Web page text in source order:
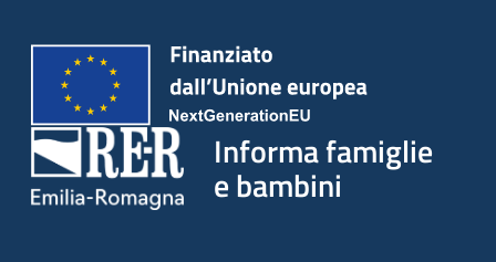
Informa famiglie
e bambini